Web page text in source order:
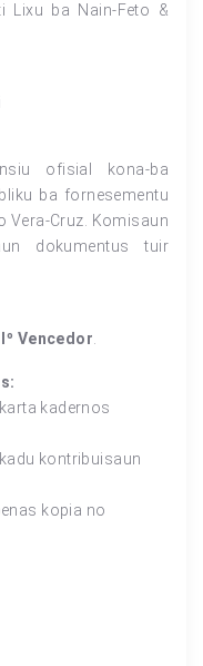
Lixu ba Nain-Feto &
ofisial kona-ba
ba fornesementu
Vera-Cruz. Komisaun
dokumentus tuir
Iº Vencedor
kadernos
kontribuisaun
kopia no